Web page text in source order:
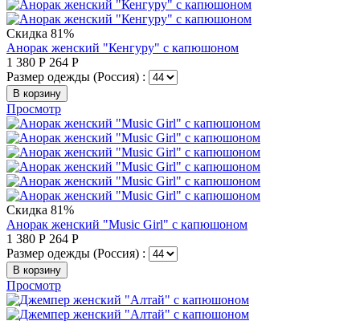
Скидка 81%
Анорак женский "Кенгуру" с капюшоном
1 380 Р 264 Р
Размер одежды (Россия) :
В корзину
Просмотр
Скидка 81%
Анорак женский "Music Girl" с капюшоном
1 380 Р 264 Р
Размер одежды (Россия) :
В корзину
Просмотр